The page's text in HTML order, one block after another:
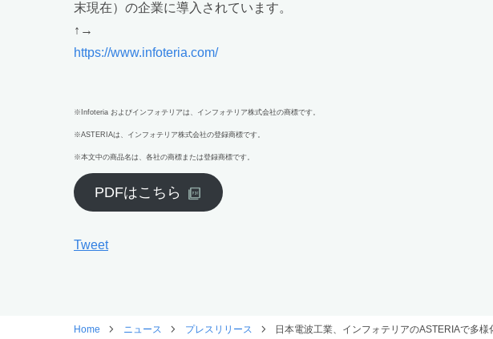
末現在）の企業に導入されています。
↑→
https://www.infoteria.com/
※Infoteria およびインフォテリアは、インフォテリア株式会社の商標です。
※ASTERIAは、インフォテリア株式会社の登録商標です。
※本文中の商品名は、各社の商標または登録商標です。
PDFはこちら
Tweet
Home ニュース プレスリリース 日本電波工業、インフォテリアのASTERIAで多